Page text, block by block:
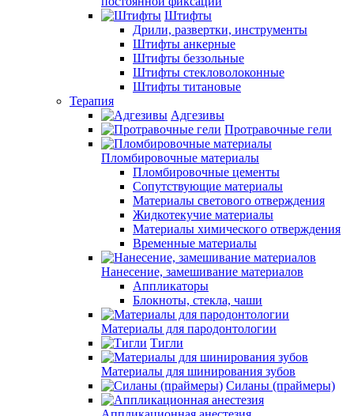
Штифты
Дрили, развертки, инструменты
Штифты анкерные
Штифты беззольные
Штифты стекловолоконные
Штифты титановые
Терапия
Адгезивы
Протравочные гели
Пломбировочные материалы
Пломбировочные цементы
Сопутствующие материалы
Материалы светового отверждения
Жидкотекучие материалы
Материалы химического отверждения
Временные материалы
Нанесение, замешивание материалов
Аппликаторы
Блокноты, стекла, чаши
Материалы для пародонтологии
Тигли
Материалы для шинирования зубов
Силаны (праймеры)